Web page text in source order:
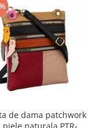
de dama patchwork